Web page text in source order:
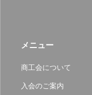
メニュー
商工会について
入会のご案内